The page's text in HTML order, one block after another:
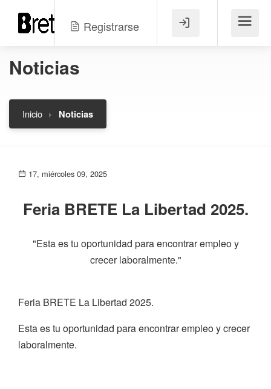
Registrarse Menú
Noticias
Inicio Noticias
17, miércoles 09, 2025
Feria BRETE La Libertad 2025.
"Esta es tu oportunidad para encontrar empleo y
crecer laboralmente."
Feria BRETE La Libertad 2025.
Esta es tu oportunidad para encontrar empleo y crecer
laboralmente.